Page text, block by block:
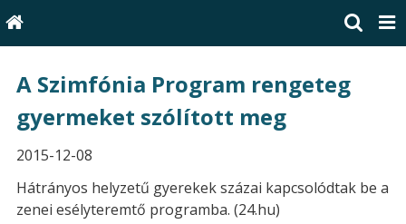
A Szimfónia Program rengeteg
gyermeket szólított meg
2015-12-08
Hátrányos helyzetű gyerekek százai kapcsolódtak be a
zenei esélyteremtő programba. (24.hu)